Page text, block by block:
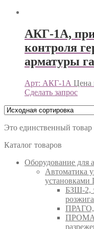
АКГ-1А,
контроля
арматуры
Арт: АКГ-1А Цена
Сделать запрос
Это единственный товар
Каталог товаров
Оборудование
Автоматика
БЗШ-2,
ПРАГО,
ПРОМА-